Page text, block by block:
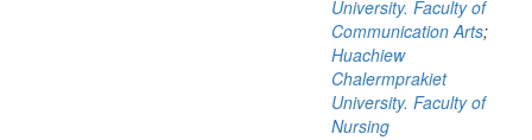
University. Faculty of
Communication Arts;
Huachiew
Chalermprakiet
University. Faculty of
Nursing